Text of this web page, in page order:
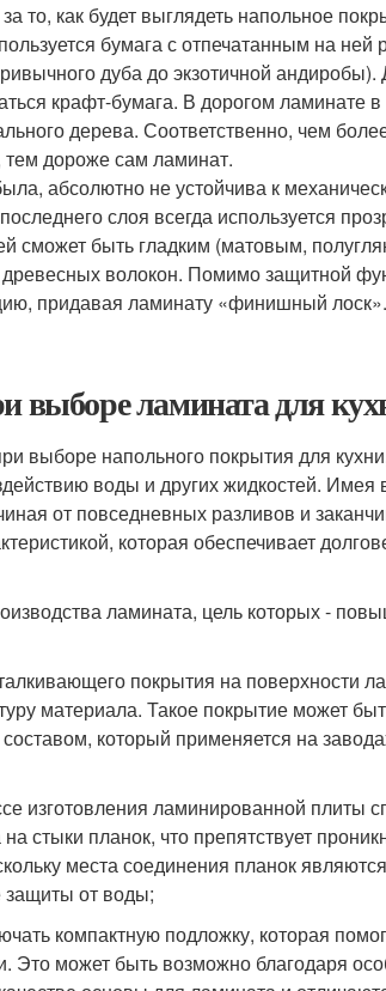
то, как будет выглядеть напольное
бумага с отпечатанным на ней
дуба до экзотичной андиробы).
крафт-бумага. В дорогом ламинате в
дерева. Соответственно, чем
тем дороже сам ламинат.
абсолютно не устойчива к
слоя всегда используется
сможет быть гладким (матовым,
волокон. Помимо защитной
придавая ламинату «финишный лоск».
выборе ламината для
выборе напольного покрытия для
воды и других жидкостей. Имея
от повседневных разливов и
которая обеспечивает
ламината, цель которых -
покрытия на поверхности
материала. Такое покрытие может
который применяется на
изготовления ламинированной плиты
стыки планок, что препятствует
места соединения планок
защиты от воды;
компактную подложку, которая
Это может быть возможно благодаря